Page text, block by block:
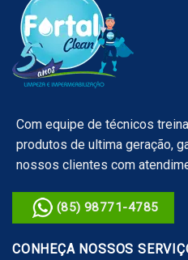
Com equipe de técnicos
produtos de ultima geração,
nossos clientes com
(85) 98771-4785
CONHEÇA NOSSOS